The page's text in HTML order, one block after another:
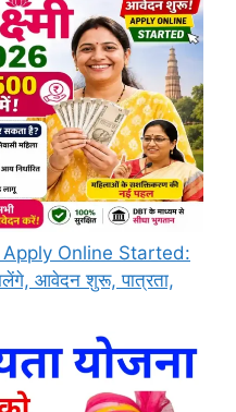
Online Started:
आवेदन शुरू, पात्रता,